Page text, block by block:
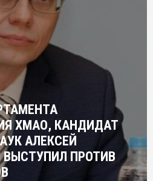
ХМАО, КАНДИДАТ
АЛЕКСЕЙ
ПРОТИВ